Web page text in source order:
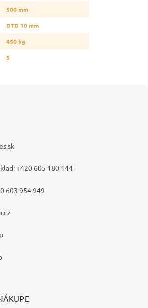
500 mm
DTD 10 mm
450 kg
5
+420 605 180 144
603 954 949